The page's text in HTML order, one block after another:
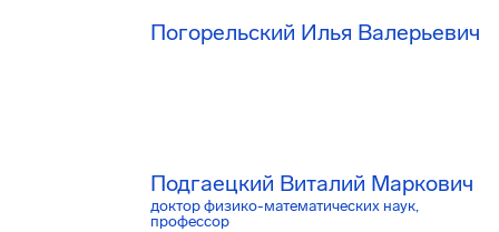
Погорельский Илья Валерьевич
Подгаецкий Виталий Маркович
доктор физико-математических наук,
профессор